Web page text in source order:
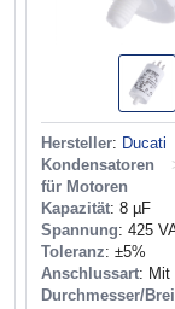
Hersteller: Ducati
Kondensatoren
für Motoren
Kapazität: 8 µF
Spannung: 425
Toleranz: ±5%
Anschlussart: Mit
Durchmesser/